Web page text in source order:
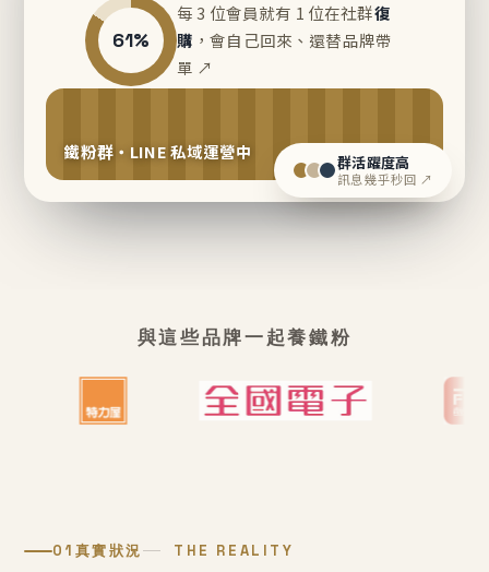
61%
每 3 位會員就有 1 位在社群復
購 ，會自己回來、還替品牌帶
單 ↗
鐵粉群・LINE 私域運營中 群活躍度高
訊息幾乎秒回 ↗
與這些品牌一起養鐵粉
01 真實狀況 THE REALITY